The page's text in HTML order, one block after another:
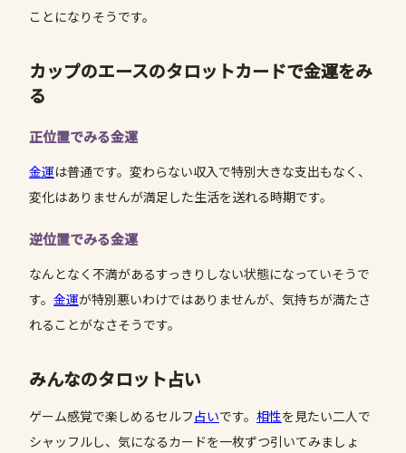
ことになりそうです。
カップのエースのタロットカードで金運をみ
る
正位置でみる金運
金運は普通です。変わらない収入で特別大きな支出もなく、
変化はありませんが満足した生活を送れる時期です。
逆位置でみる金運
なんとなく不満があるすっきりしない状態になっていそうで
す。 金運が特別悪いわけではありませんが、気持ちが満たさ
れることがなさそうです。
みんなのタロット占い
ゲーム感覚で楽しめるセルフ占いです。 相性を見たい二人で
シャッフルし、気になるカードを一枚ずつ引いてみましょ